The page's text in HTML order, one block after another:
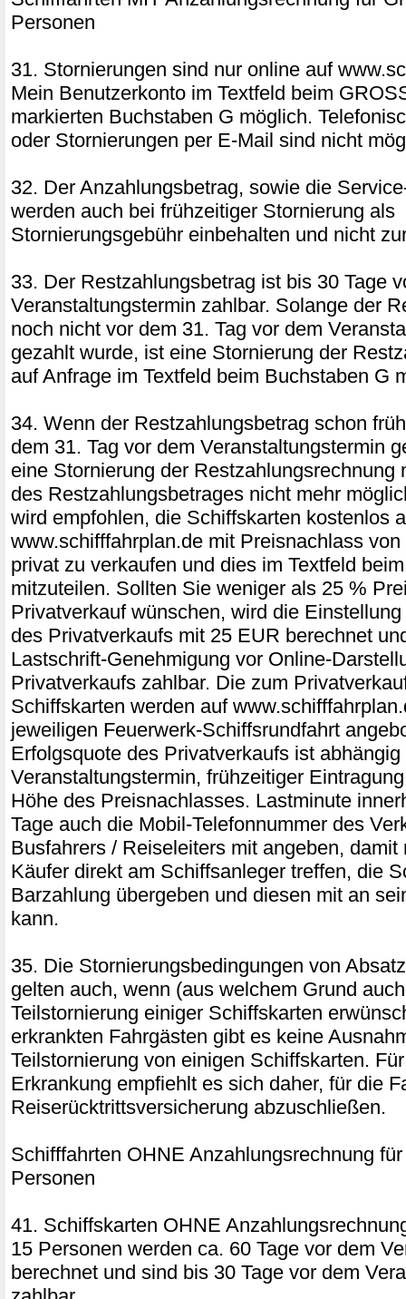
Personen
31. Stornierungen sind nur online auf
Mein Benutzerkonto im Textfeld beim
markierten Buchstaben G möglich.
oder Stornierungen per E-Mail sind nicht
32. Der Anzahlungsbetrag, sowie die
werden auch bei frühzeitiger Stornierung als
Stornierungsgebühr einbehalten und nicht
33. Der Restzahlungsbetrag ist bis 30 Tage
Veranstaltungstermin zahlbar. Solange der
noch nicht vor dem 31. Tag vor dem
gezahlt wurde, ist eine Stornierung der
auf Anfrage im Textfeld beim Buchstaben G
34. Wenn der Restzahlungsbetrag schon
dem 31. Tag vor dem Veranstaltungstermin
eine Stornierung der Restzahlungsrechnung
des Restzahlungsbetrages nicht mehr
wird empfohlen, die Schiffskarten kostenlos
www.schifffahrplan.de mit Preisnachlass
privat zu verkaufen und dies im Textfeld
mitzuteilen. Sollten Sie weniger als 25 %
Privatverkauf wünschen, wird die
des Privatverkaufs mit 25 EUR berechnet
Lastschrift-Genehmigung vor Online-
Privatverkaufs zahlbar. Die zum
Schiffskarten werden auf
jeweiligen Feuerwerk-Schiffsrundfahrt
Erfolgsquote des Privatverkaufs ist abhängig
Veranstaltungstermin, frühzeitiger
Höhe des Preisnachlasses. Lastminute
Tage auch die Mobil-Telefonnummer des
Busfahrers / Reiseleiters mit angeben, damit
Käufer direkt am Schiffsanleger treffen, die
Barzahlung übergeben und diesen mit an
kann.
35. Die Stornierungsbedingungen von
gelten auch, wenn (aus welchem Grund
Teilstornierung einiger Schiffskarten
erkrankten Fahrgästen gibt es keine
Teilstornierung von einigen Schiffskarten.
Erkrankung empfiehlt es sich daher, für die
Reiserücktrittsversicherung abzuschließen.
Schifffahrten OHNE Anzahlungsrechnung
Personen
41. Schiffskarten OHNE
15 Personen werden ca. 60 Tage vor dem
berechnet und sind bis 30 Tage vor dem